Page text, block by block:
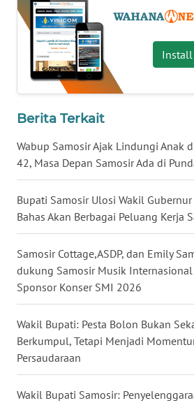
Install
Berita Terkait
Wabup Samosir Ajak Lindungi Anak
42, Masa Depan Samosir Ada di
Bupati Samosir Ulosi Wakil
Bahas Akan Berbagai Peluang Kerja
Samosir Cottage,ASDP, dan Emily
dukung Samosir Musik
Sponsor Konser SMI 2026
Wakil Bupati: Pesta Bolon Bukan
Berkumpul, Tetapi Menjadi
Persaudaraan
Wakil Bupati Samosir:
WN
TAPANULI
TENGAH
WN DELI
WN
TEBING
WN
PAKPAK
WN
KARAWANG
BEKASI
WN